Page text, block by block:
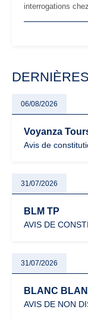
interrogations
facturation ou
06/08/2026
Voyanza
Avis de
31/07/2026
BLM TP
AVIS DE
31/07/2026
BLANC
AVIS DE NON